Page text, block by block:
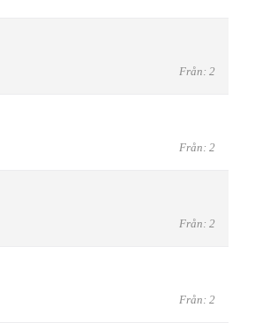
Från: 2
Från: 2
Från: 2
Från: 2